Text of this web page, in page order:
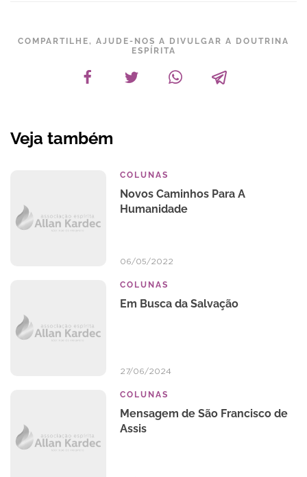
COMPARTILHE, AJUDE-NOS A DIVULGAR A DOUTRINA
ESPÍRITA
Veja também
COLUNAS
Novos Caminhos Para A
Humanidade
06/05/2022
COLUNAS
Em Busca da Salvação
27/06/2024
COLUNAS
Mensagem de São Francisco de
Assis